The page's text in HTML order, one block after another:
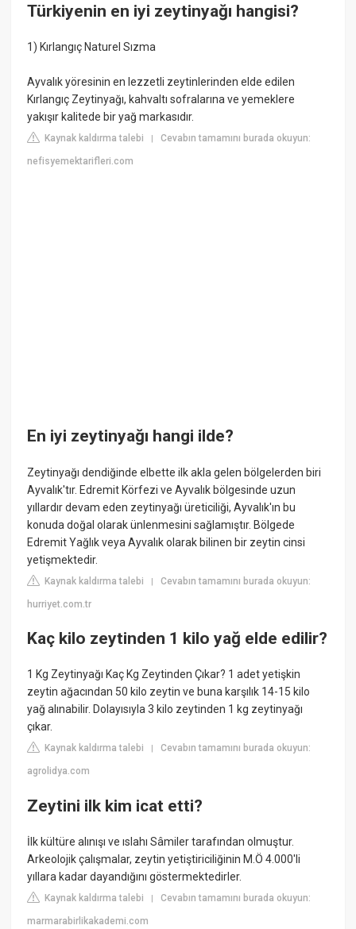
Türkiyenin en iyi zeytinyağı hangisi?
1) Kırlangıç Naturel Sızma
Ayvalık yöresinin en lezzetli zeytinlerinden elde edilen
Kırlangıç Zeytinyağı, kahvaltı sofralarına ve yemeklere
yakışır kalitede bir yağ markasıdır.
Kaynak kaldırma talebi |Cevabın tamamını burada okuyun:
nefisyemektarifleri.com
En iyi zeytinyağı hangi ilde?
Zeytinyağı dendiğinde elbette ilk akla gelen bölgelerden biri
Ayvalık'tır. Edremit Körfezi ve Ayvalık bölgesinde uzun
yıllardır devam eden zeytinyağı üreticiliği, Ayvalık'ın bu
konuda doğal olarak ünlenmesini sağlamıştır. Bölgede
Edremit Yağlık veya Ayvalık olarak bilinen bir zeytin cinsi
yetişmektedir.
Kaynak kaldırma talebi |Cevabın tamamını burada okuyun:
hurriyet.com.tr
Kaç kilo zeytinden 1 kilo yağ elde edilir?
1 Kg Zeytinyağı Kaç Kg Zeytinden Çıkar? 1 adet yetişkin
zeytin ağacından 50 kilo zeytin ve buna karşılık 14-15 kilo
yağ alınabilir. Dolayısıyla 3 kilo zeytinden 1 kg zeytinyağı
çıkar.
Kaynak kaldırma talebi |Cevabın tamamını burada okuyun:
agrolidya.com
Zeytini ilk kim icat etti?
İlk kültüre alınışı ve ıslahı Sâmiler tarafından olmuştur.
Arkeolojik çalışmalar, zeytin yetiştiriciliğinin M.Ö 4.000'li
yıllara kadar dayandığını göstermektedirler.
Kaynak kaldırma talebi |Cevabın tamamını burada okuyun:
marmarabirlikakademi.com